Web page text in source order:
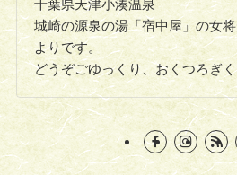
千葉県天津小湊温泉
城崎の源泉の湯「宿中屋」の女
よりです。
どうぞごゆっくり、おくつろぎ